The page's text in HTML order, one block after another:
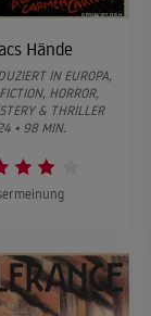
Hände
IN EUROPA,
HORROR,
& THRILLER
• 98 MIN.